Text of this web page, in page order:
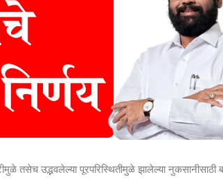
तसेच उद्भवलेल्या पूरपरिस्थितीमुळे झालेल्या नुकसानीसाठी